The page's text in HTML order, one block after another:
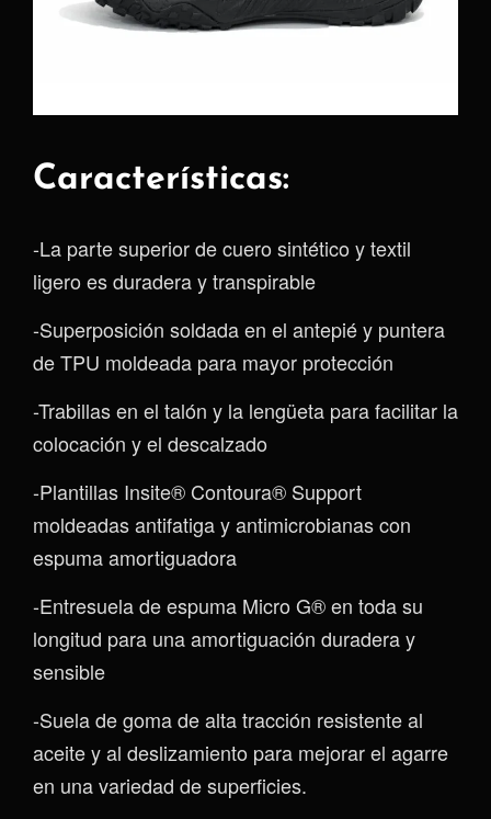
Características:
-La parte superior de cuero sintético y textil
ligero es duradera y transpirable
-Superposición soldada en el antepié y puntera
de TPU moldeada para mayor protección
-Trabillas en el talón y la lengüeta para facilitar la
colocación y el descalzado
-Plantillas Insite® Contoura® Support
moldeadas antifatiga y antimicrobianas con
espuma amortiguadora
-Entresuela de espuma Micro G® en toda su
longitud para una amortiguación duradera y
sensible
-Suela de goma de alta tracción resistente al
aceite y al deslizamiento para mejorar el agarre
en una variedad de superficies.